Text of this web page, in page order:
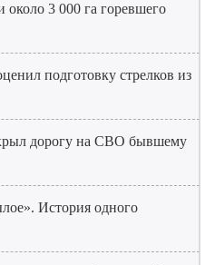
около 3 000 га горевшего
подготовку стрелков из
дорогу на СВО бывшему
История одного